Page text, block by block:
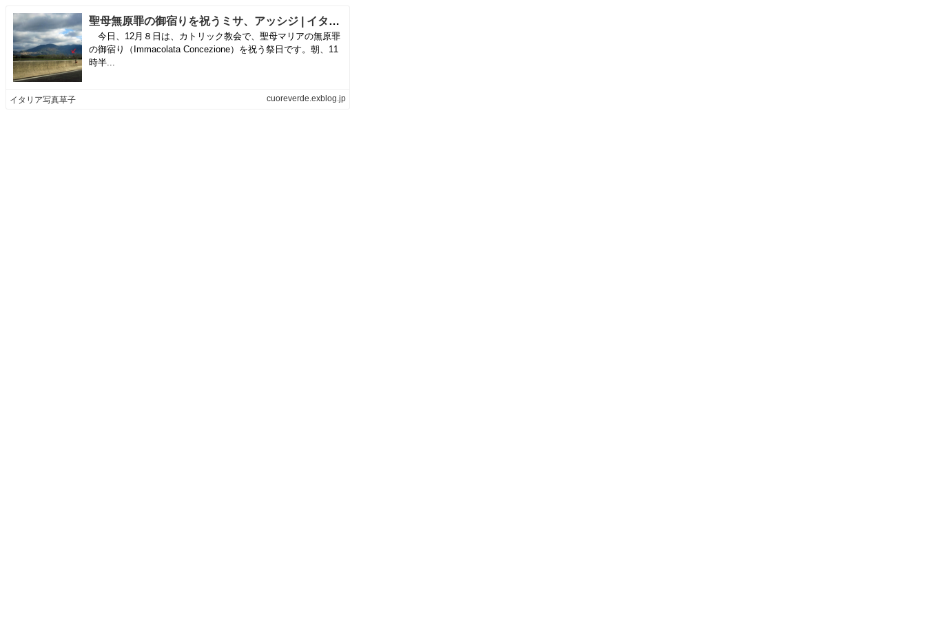
聖母無原罪の御宿りを祝うミサ、アッシジ | イタリア写真草子
今日、12月８日は、カトリック教会で、聖母マリアの無原罪
の御宿り（Immacolata Concezione）を祝う祭日です。朝、11
時半...
イタリア写真草子 cuoreverde.exblog.jp